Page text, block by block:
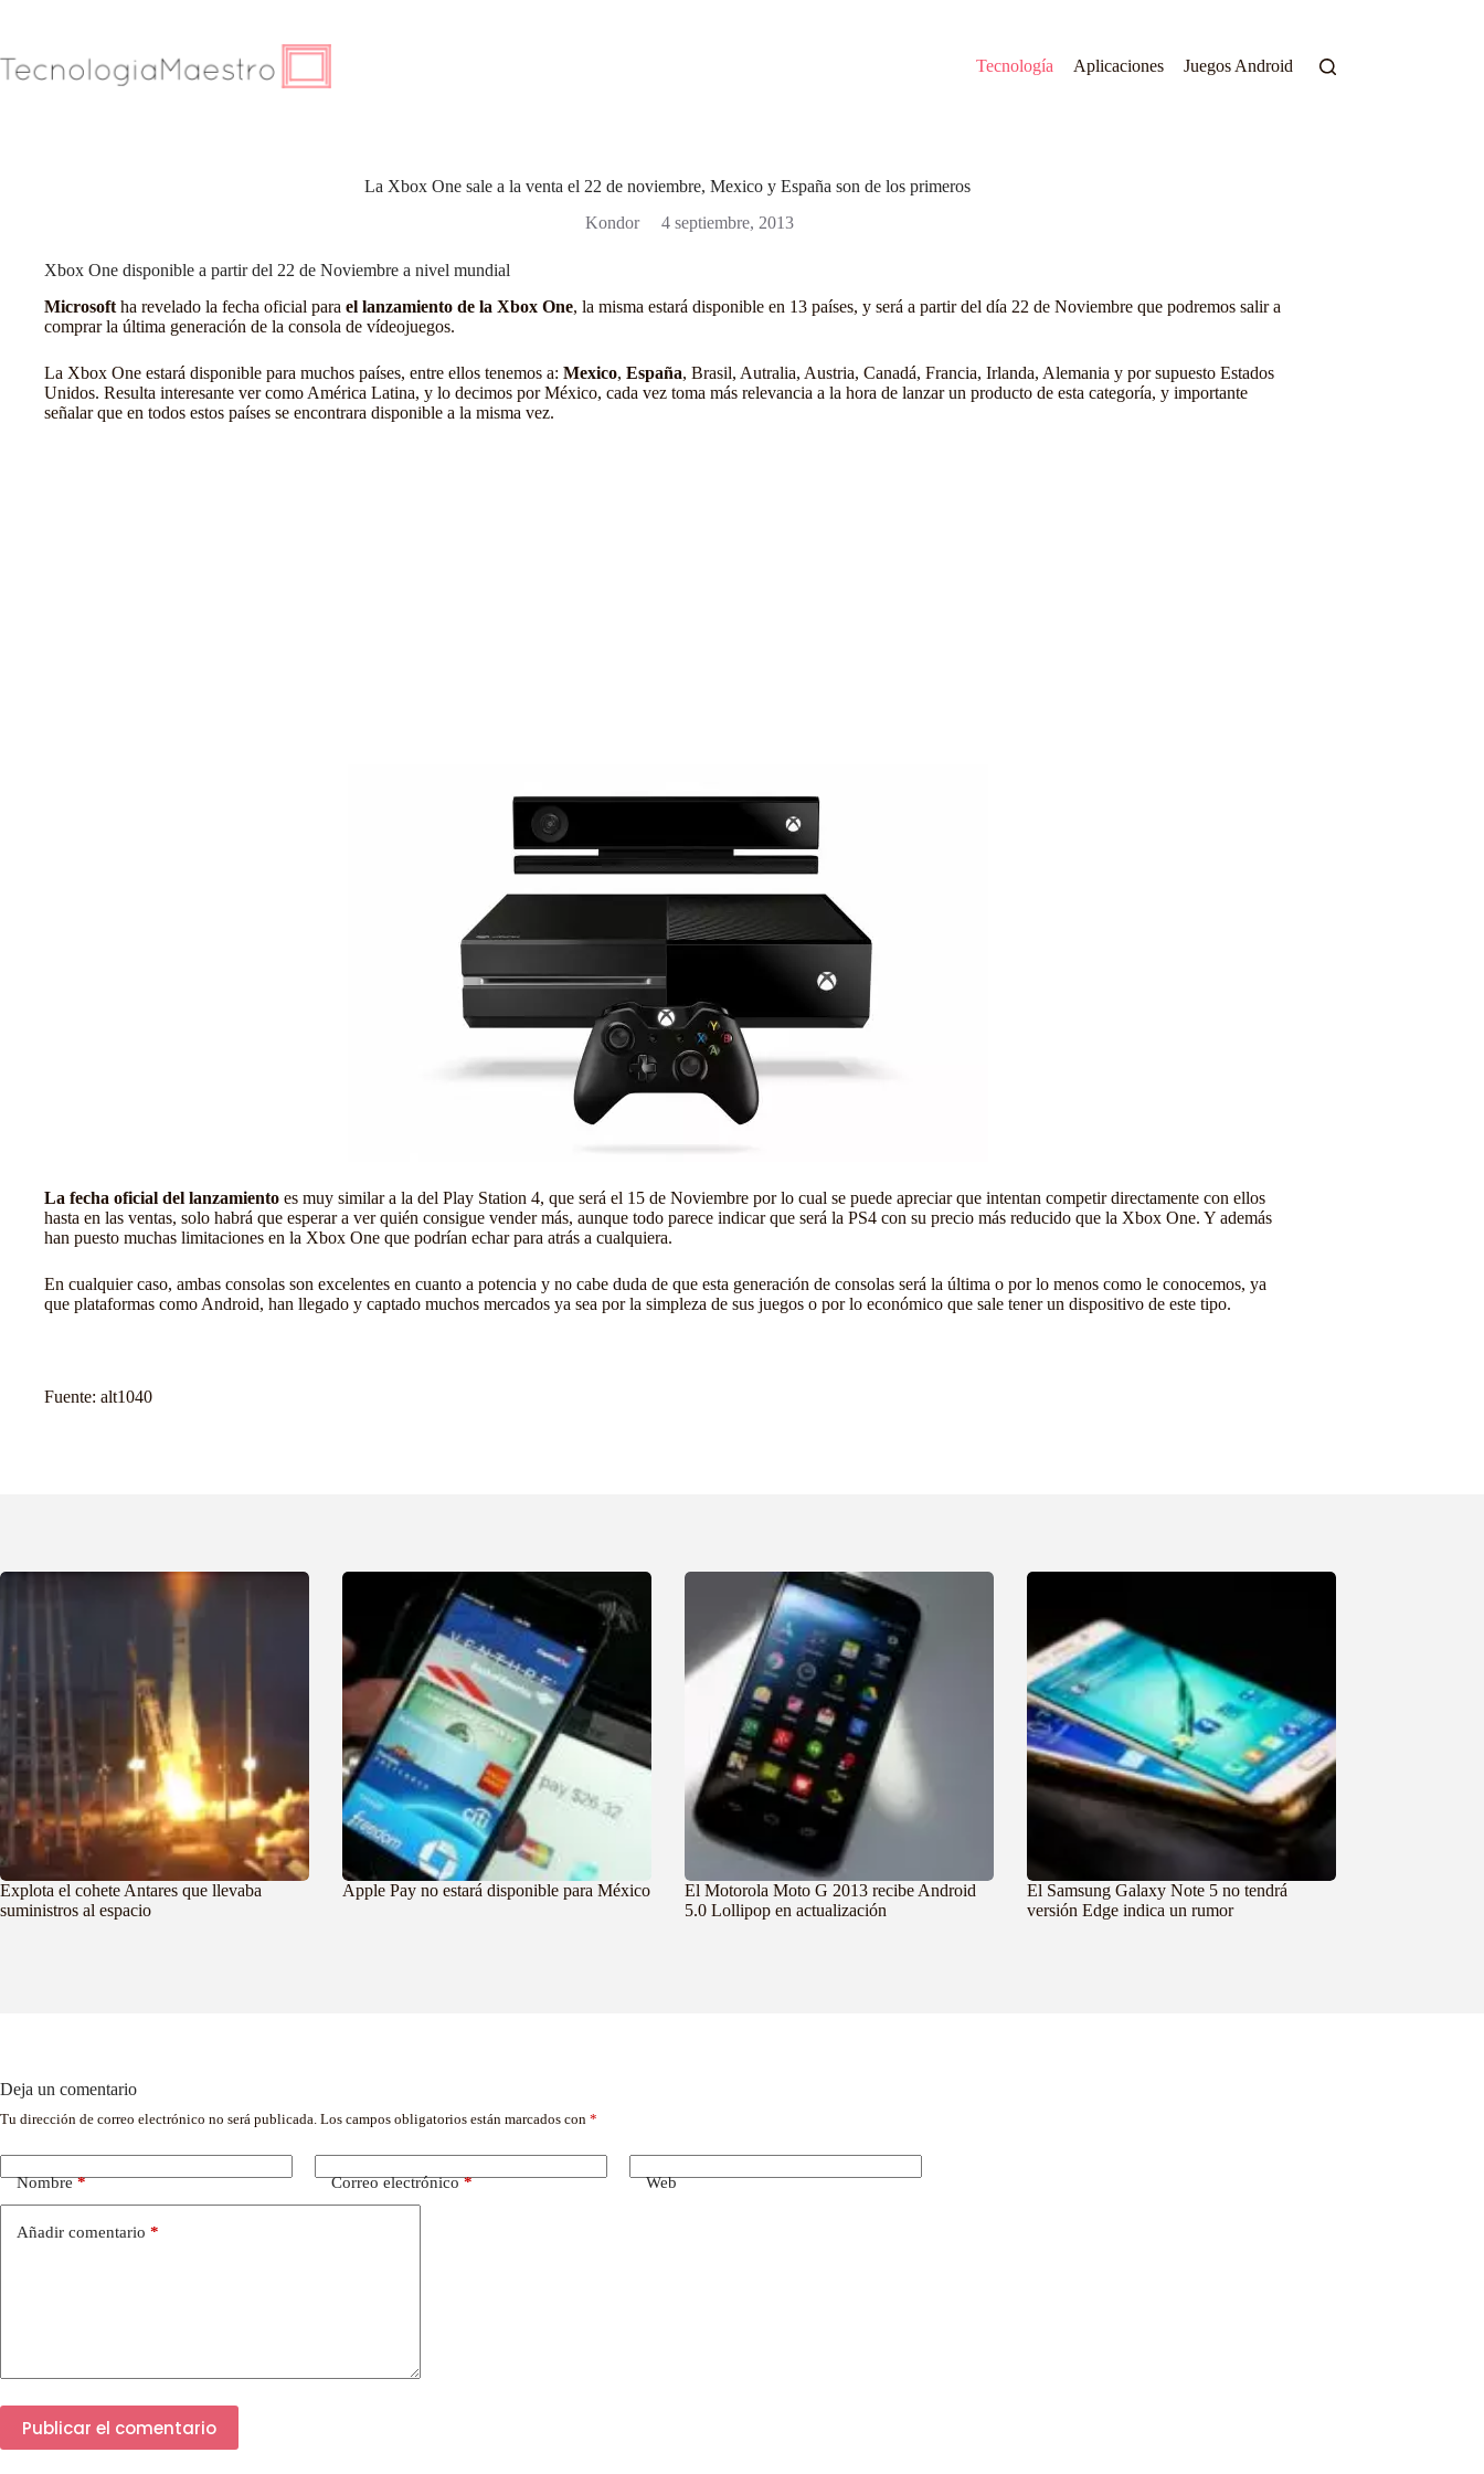
Tecnología
Aplicaciones Juegos Android
La Xbox One sale a la venta el 22 de noviembre, Mexico y España son de los primeros
Kondor
4 septiembre, 2013
Xbox One disponible a partir del 22 de Noviembre a nivel mundial
Microsoft ha revelado la fecha oficial para el lanzamiento de la Xbox One, la misma estará disponible en 13 países, y será a partir del día 22 de Noviembre que podremos salir a
comprar la última generación de la consola de vídeojuegos.
La Xbox One estará disponible para muchos países, entre ellos tenemos a: Mexico, España, Brasil, Autralia, Austria, Canadá, Francia, Irlanda, Alemania y por supuesto Estados
Unidos. Resulta interesante ver como América Latina, y lo decimos por México, cada vez toma más relevancia a la hora de lanzar un producto de esta categoría, y importante
señalar que en todos estos países se encontrara disponible a la misma vez.
La fecha oficial del lanzamiento es muy similar a la del Play Station 4, que será el 15 de Noviembre por lo cual se puede apreciar que intentan competir directamente con ellos
hasta en las ventas, solo habrá que esperar a ver quién consigue vender más, aunque todo parece indicar que será la PS4 con su precio más reducido que la Xbox One. Y además
han puesto muchas limitaciones en la Xbox One que podrían echar para atrás a cualquiera.
En cualquier caso, ambas consolas son excelentes en cuanto a potencia y no cabe duda de que esta generación de consolas será la última o por lo menos como le conocemos, ya
que plataformas como Android, han llegado y captado muchos mercados ya sea por la simpleza de sus juegos o por lo económico que sale tener un dispositivo de este tipo.
Fuente: alt1040
Explota el cohete Antares que llevaba
suministros al espacio
Apple Pay no estará disponible para México
El Motorola Moto G 2013 recibe Android
5.0 Lollipop en actualización
El Samsung Galaxy Note 5 no tendrá
versión Edge indica un rumor
Deja un comentario
Tu dirección de correo electrónico no será publicada. Los campos obligatorios están marcados con *
Nombre* Correo electrónico* Web
Añadir comentario *
Publicar el comentario